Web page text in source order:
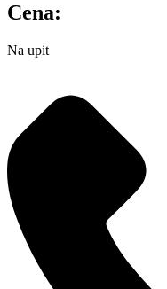
Cena:
Na upit